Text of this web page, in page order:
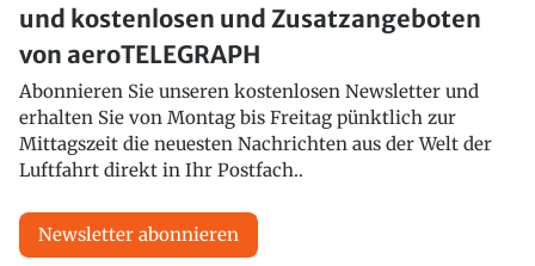
und kostenlosen und Zusatzangeboten
von aeroTELEGRAPH
Abonnieren Sie unseren kostenlosen Newsletter und
erhalten Sie von Montag bis Freitag pünktlich zur
Mittagszeit die neuesten Nachrichten aus der Welt der
Luftfahrt direkt in Ihr Postfach..
Newsletter abonnieren